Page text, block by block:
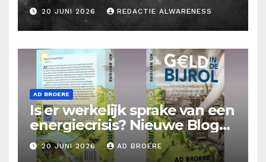
20 JUNI 2026 REDACTIE ALWARENESS
AD BROERE
Is er werkelijk sprake van een
energiecrisis? Nieuwe Blog
Ad Broere
20 JUNI 2026 AD BROERE